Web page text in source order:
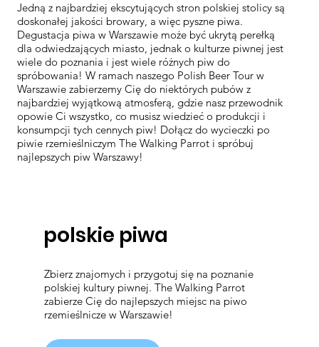
Jedną z najbardziej ekscytujących stron polskiej stolicy są
doskonałej jakości browary, a więc pyszne piwa.
Degustacja piwa w Warszawie może być ukrytą perełką
dla odwiedzających miasto, jednak o kulturze piwnej jest
wiele do poznania i jest wiele różnych piw do
spróbowania! W ramach naszego Polish Beer Tour w
Warszawie zabierzemy Cię do niektórych pubów z
najbardziej wyjątkową atmosferą, gdzie nasz przewodnik
opowie Ci wszystko, co musisz wiedzieć o produkcji i
konsumpcji tych cennych piw! Dołącz do wycieczki po
piwie rzemieślniczym The Walking Parrot i spróbuj
najlepszych piw Warszawy!
polskie piwa
Zbierz znajomych i przygotuj się na poznanie
polskiej kultury piwnej. The Walking Parrot
zabierze Cię do najlepszych miejsc na piwo
rzemieślnicze w Warszawie!